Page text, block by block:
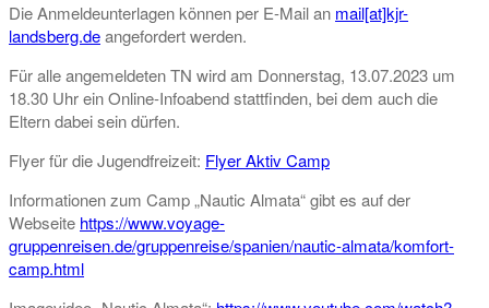
Die Anmeldeunterlagen können per E-Mail an mail[at]kjr-
landsberg.deangefordert werden.
Für alle angemeldeten TN wird am Donnerstag, 13.07.2023 um
18.30 Uhr ein Online-Infoabend stattfinden, bei dem auch die
Eltern dabei sein dürfen.
Flyer für die Jugendfreizeit: Flyer Aktiv Camp
Informationen zum Camp „Nautic Almata“ gibt es auf der
Webseite https://www.voyage-
gruppenreisen.de/gruppenreise/spanien/nautic-almata/komfort-
camp.html